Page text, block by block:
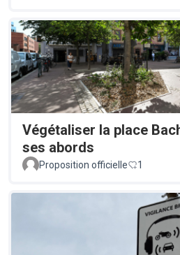
Végétaliser la place
ses abords
Proposition officielle 1